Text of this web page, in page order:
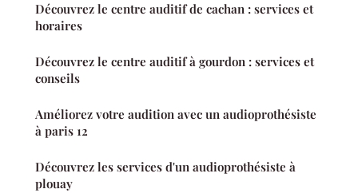
Découvrez le centre auditif de cachan : services et
horaires
Découvrez le centre auditif à gourdon : services et
conseils
Améliorez votre audition avec un audioprothésiste
à paris 12
Découvrez les services d'un audioprothésiste à
plouay